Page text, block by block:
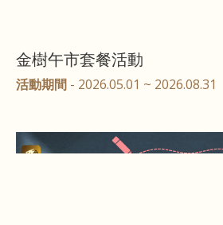
金樹午市套餐活動
活動期間 - 2026.05.01 ~ 2026.08.31